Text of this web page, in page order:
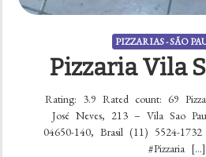
PIZZARIAS - SÃO
Pizzaria Vila
Rating: 3.9 Rated count: 69
José Neves, 213 – Vila Sao
04650-140, Brasil (11) 5524-
#Pizzaria […]